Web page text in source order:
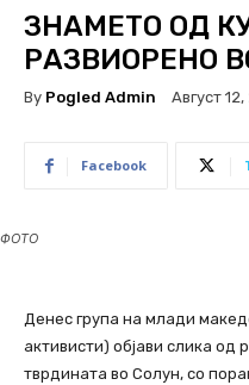
ЗНАМЕТО ОД
РАЗВИOРЕНО
By Pogled Admin Август 12,
Facebook
ФОТО
Денес група на млади
активисти) објави слика од
тврдината во Солун, со